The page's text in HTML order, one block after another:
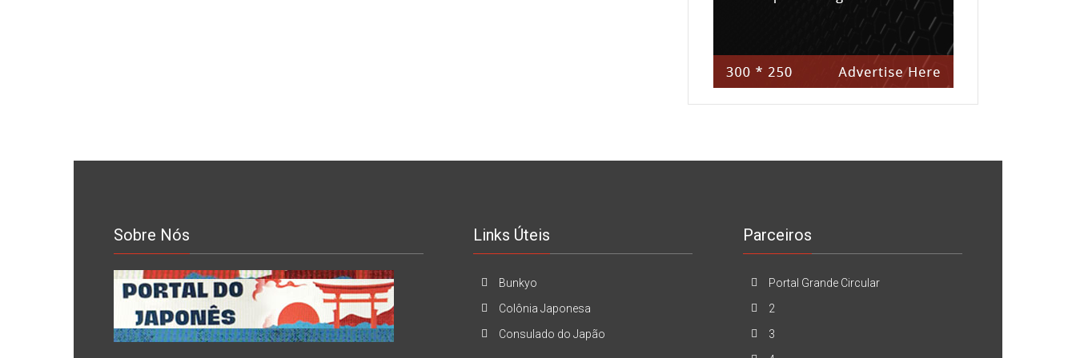
Sobre Nós Links Úteis
Bunkyo
Colônia Japonesa
Consulado do Japão
Parceiros
Portal Grande Circular
2
3